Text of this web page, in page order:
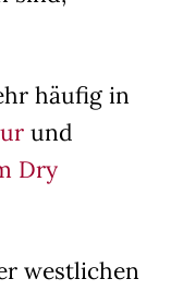
häufig in
und
Dry
westlichen